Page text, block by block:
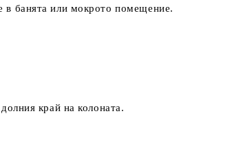
в банята или мокрото помещение.
край на колоната.